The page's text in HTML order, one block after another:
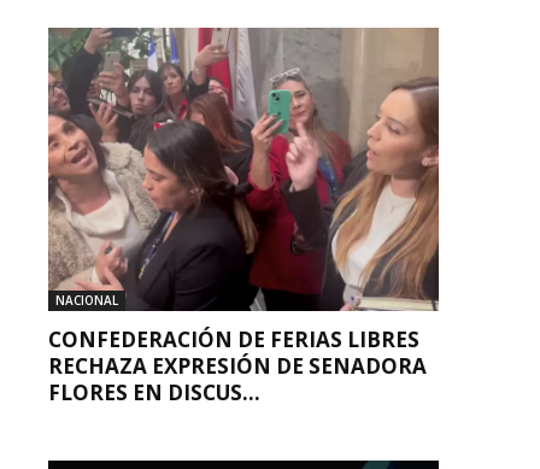
NACIONAL
CONFEDERACIÓN DE FERIAS LIBRES
RECHAZA EXPRESIÓN DE SENADORA
FLORES EN DISCUS...